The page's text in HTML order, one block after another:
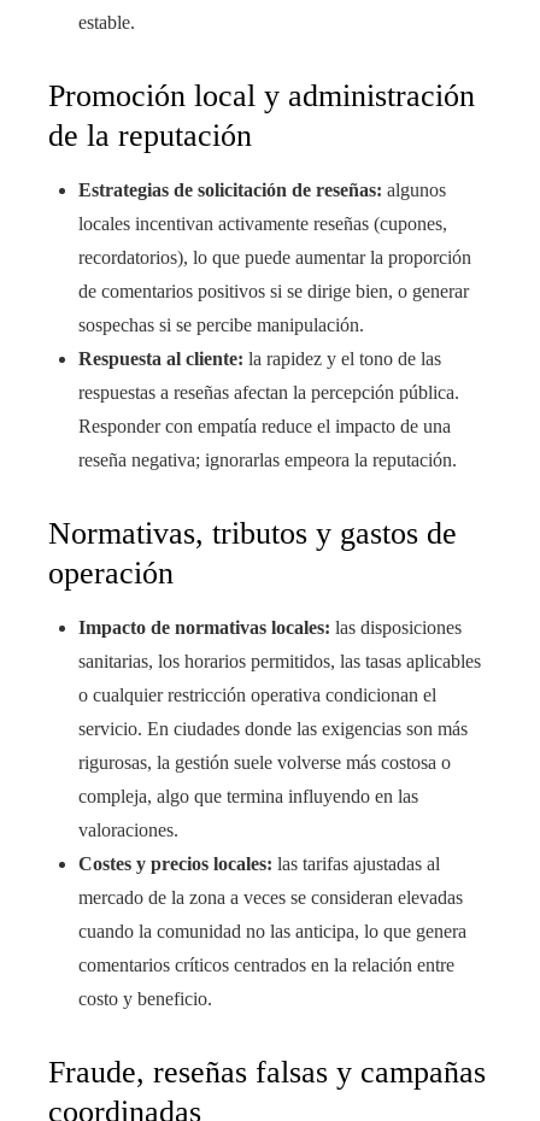
estable.
Promoción local y administración
de la reputación
Estrategias de solicitación de reseñas: algunos
locales incentivan activamente reseñas (cupones,
recordatorios), lo que puede aumentar la proporción
de comentarios positivos si se dirige bien, o generar
sospechas si se percibe manipulación.
Respuesta al cliente: la rapidez y el tono de las
respuestas a reseñas afectan la percepción pública.
Responder con empatía reduce el impacto de una
reseña negativa; ignorarlas empeora la reputación.
Normativas, tributos y gastos de
operación
Impacto de normativas locales: las disposiciones
sanitarias, los horarios permitidos, las tasas aplicables
o cualquier restricción operativa condicionan el
servicio. En ciudades donde las exigencias son más
rigurosas, la gestión suele volverse más costosa o
compleja, algo que termina influyendo en las
valoraciones.
Costes y precios locales: las tarifas ajustadas al
mercado de la zona a veces se consideran elevadas
cuando la comunidad no las anticipa, lo que genera
comentarios críticos centrados en la relación entre
costo y beneficio.
Fraude, reseñas falsas y campañas
coordinadas